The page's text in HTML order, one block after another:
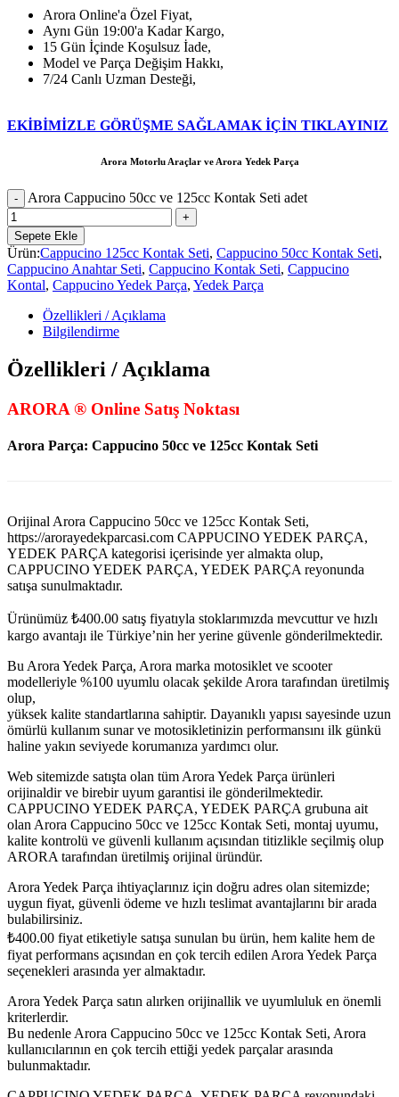
Arora Online'a Özel Fiyat,
Aynı Gün 19:00'a Kadar Kargo,
15 Gün İçinde Koşulsuz İade,
Model ve Parça Değişim Hakkı,
7/24 Canlı Uzman Desteği,
EKİBİMİZLE GÖRÜŞME SAĞLAMAK İÇİN TIKLAYINIZ
Arora Motorlu Araçlar ve Arora Yedek Parça
Arora Cappucino 50cc ve 125cc Kontak Seti adet
Sepete Ekle
Ürün:Cappucino 125cc Kontak Seti, Cappucino 50cc Kontak Seti,
Cappucino Anahtar Seti, Cappucino Kontak Seti, Cappucino
Kontal, Cappucino Yedek Parça, Yedek Parça
Özellikleri / Açıklama
Bilgilendirme
Özellikleri / Açıklama
ARORA ® Online Satış Noktası
Arora Parça: Cappucino 50cc ve 125cc Kontak Seti
Orijinal Arora Cappucino 50cc ve 125cc Kontak Seti,
https://arorayedekparcasi.com CAPPUCINO YEDEK PARÇA,
YEDEK PARÇA kategorisi içerisinde yer almakta olup,
CAPPUCINO YEDEK PARÇA, YEDEK PARÇA reyonunda
satışa sunulmaktadır.
Ürünümüz ₺400.00 satış fiyatıyla stoklarımızda mevcuttur ve hızlı
kargo avantajı ile Türkiye’nin her yerine güvenle gönderilmektedir.
Bu Arora Yedek Parça, Arora marka motosiklet ve scooter
modelleriyle %100 uyumlu olacak şekilde Arora tarafından üretilmiş
olup,
yüksek kalite standartlarına sahiptir. Dayanıklı yapısı sayesinde uzun
ömürlü kullanım sunar ve motosikletinizin performansını ilk günkü
haline yakın seviyede korumanıza yardımcı olur.
Web sitemizde satışta olan tüm Arora Yedek Parça ürünleri
orijinaldir ve birebir uyum garantisi ile gönderilmektedir.
CAPPUCINO YEDEK PARÇA, YEDEK PARÇA grubuna ait
olan Arora Cappucino 50cc ve 125cc Kontak Seti, montaj uyumu,
kalite kontrolü ve güvenli kullanım açısından titizlikle seçilmiş olup
ARORA tarafından üretilmiş orijinal üründür.
Arora Yedek Parça ihtiyaçlarınız için doğru adres olan sitemizde;
uygun fiyat, güvenli ödeme ve hızlı teslimat avantajlarını bir arada
bulabilirsiniz.
₺400.00 fiyat etiketiyle satışa sunulan bu ürün, hem kalite hem de
fiyat performans açısından en çok tercih edilen Arora Yedek Parça
seçenekleri arasında yer almaktadır.
Arora Yedek Parça satın alırken orijinallik ve uyumluluk en önemli
kriterlerdir.
Bu nedenle Arora Cappucino 50cc ve 125cc Kontak Seti, Arora
kullanıcılarının en çok tercih ettiği yedek parçalar arasında
bulunmaktadır.